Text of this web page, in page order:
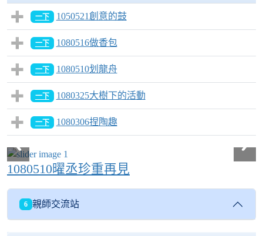
一下 1050521創意的鼓
一下 1080516做香包
一下 1080510划龍舟
一下 1080325大樹下的活動
一下 1080306捏陶趣
1080510曜丞珍重再見
6 親師交流站